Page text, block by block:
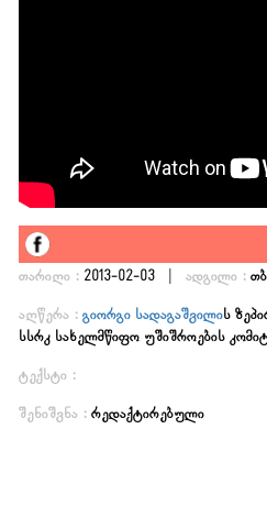
თარიღი : 2013-02-03 | ადგილი :
აღწერა : გიორგი სადაგაშვილის
სსრკ სახელმწიფო უშიშროების
ტექსტი :
შენიშვნა : რედაქტირებული